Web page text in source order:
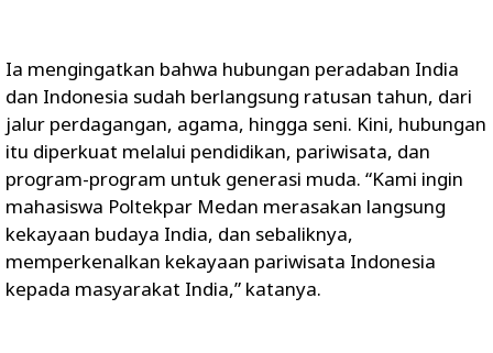
Ia mengingatkan bahwa hubungan peradaban India
dan Indonesia sudah berlangsung ratusan tahun, dari
jalur perdagangan, agama, hingga seni. Kini, hubungan
itu diperkuat melalui pendidikan, pariwisata, dan
program-program untuk generasi muda. “Kami ingin
mahasiswa Poltekpar Medan merasakan langsung
kekayaan budaya India, dan sebaliknya,
memperkenalkan kekayaan pariwisata Indonesia
kepada masyarakat India,” katanya.